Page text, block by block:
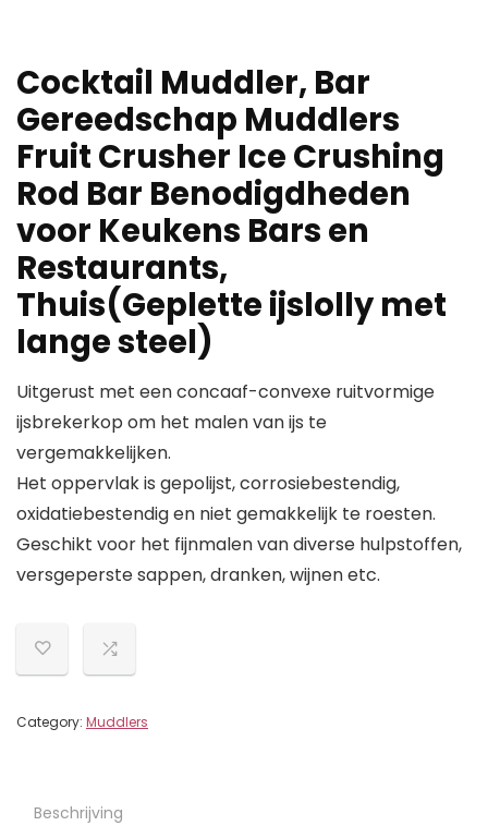
Cocktail Muddler, Bar
Gereedschap Muddlers
Fruit Crusher Ice Crushing
Rod Bar Benodigdheden
voor Keukens Bars en
Restaurants,
Thuis(Geplette ijslolly met
lange steel)
Uitgerust met een concaaf-convexe ruitvormige
ijsbrekerkop om het malen van ijs te
vergemakkelijken.
Het oppervlak is gepolijst, corrosiebestendig,
oxidatiebestendig en niet gemakkelijk te roesten.
Geschikt voor het fijnmalen van diverse hulpstoffen,
versgeperste sappen, dranken, wijnen etc.
Category: Muddlers
Beschrijving